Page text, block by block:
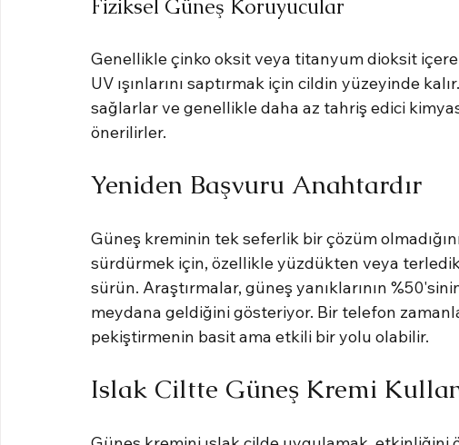
Fiziksel Güneş Koruyucular
Genellikle çinko oksit veya titanyum dioksit
UV ışınlarını saptırmak için cildin yüzeyinde
sağlarlar ve genellikle daha az tahriş edici
önerilirler.
Yeniden Başvuru Anahtardır
Güneş kreminin tek seferlik bir çözüm
sürdürmek için, özellikle yüzdükten veya
sürün. Araştırmalar, güneş yanıklarının
meydana geldiğini gösteriyor. Bir telefon
pekiştirmenin basit ama etkili bir yolu olabilir.
Islak Ciltte Güneş Kremi